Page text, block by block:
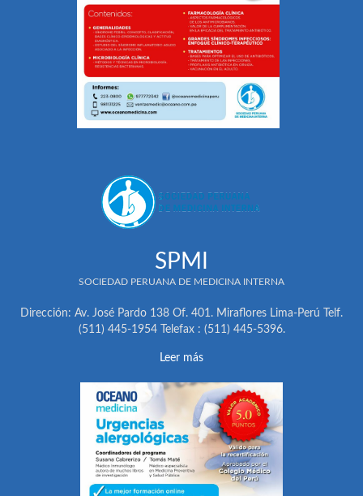
SPMI
SOCIEDAD PERUANA DE MEDICINA INTERNA
Dirección: Av. José Pardo 138 Of. 401. Miraflores Lima-Perú Telf.
(511) 445-1954 Telefax : (511) 445-5396.
Leer más